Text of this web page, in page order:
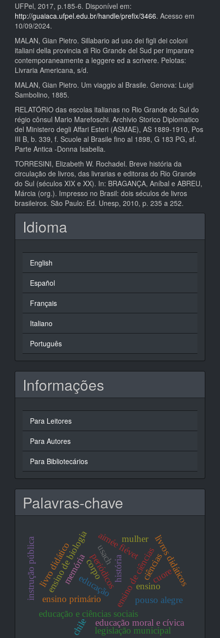
UFPel, 2017, p.185-6. Disponível em:
http://guaiaca.ufpel.edu.br/handle/prefix/3466. Acesso em
10/09/2024.
MALAN, Gian Pietro. Sillabario ad uso dei figli dei coloni
italiani della provincia di Rio Grande del Sud per imparare
contemporaneamente a leggere ed a scrivere. Pelotas:
Livraria Americana, s/d.
MALAN, Gian Pietro. Um viaggio al Brasile. Genova: Luigi
Sambolino, 1885.
RELATÓRIO das escolas italianas no Rio Grande do Sul do
régio cônsul Mario Marefoschi. Archivio Storico Diplomatico
del Ministero degli Affari Esteri (ASMAE), AS 1889-1910, Pos
III B, b. 339, f. Scuole al Brasile fino al 1898, G 183 PG, sf.
Parte Antica -Donna Isabella.
TORRESINI, Elizabeth W. Rochadel. Breve história da
circulação de livros, das livrarias e editoras do Rio Grande
do Sul (séculos XIX e XX). In: BRAGANÇA, Aníbal e ABREU,
Márcia (org.). Impresso no Brasil: dois séculos de livros
brasileiros. São Paulo: Ed. Unesp, 2010, p. 235 a 252.
Idioma
English
Español
Français
Italiano
Português
Informações
Para Leitores
Para Autores
Para Bibliotecários
Palavras-chave
história
educação ensino
periódicos
memória ensino de ciências
ensino de biologia livros didáticos
educação e ciências sociais
educação moral e cívica
livro didático aimée fiévet
mulher
ensino primário
ciências
instrução pública
legislação municipal
pouso alegre
chile
usach
cuore
corpo